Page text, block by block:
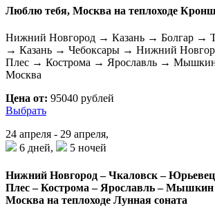
Люблю тебя, Москва на теплоходе
Нижний Новгород → Казань → Болгар →
→ Казань → Чебоксары → Нижний
Плес → Кострома → Ярославль →
Москва
Цена от: 95040 рублей
Выбрать
24 апреля - 29 апреля,
6 дней,
5 ночей
Нижний Новгород – Чкаловск –
Плес – Кострома – Ярославль – Мышкин
Москва на теплоходе Лунная соната